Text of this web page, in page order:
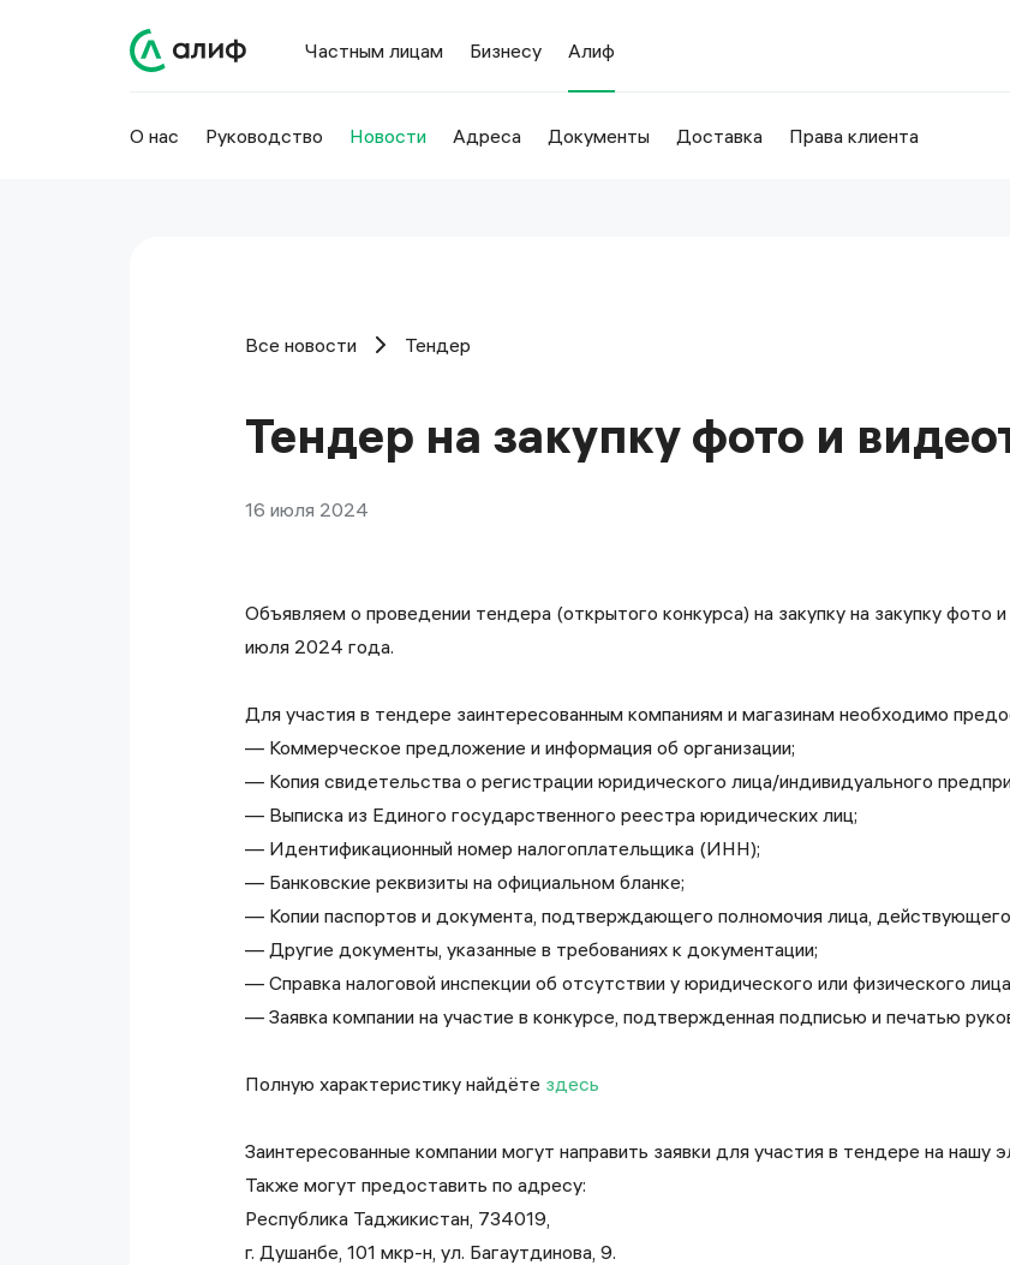
Частным лицам Бизнесу Алиф
О нас Руководство Новости Адреса Документы Доставка Права клиента
Все новости Тендер
Тендер на закупку фото и
16 июля 2024
Объявляем о проведении тендера (открытого конкурса) на закупку на закупку фото
июля 2024 года.
Для участия в тендере заинтересованным компаниям и магазинам необходимо
— Коммерческое предложение и информация об организации;
— Копия свидетельства о регистрации юридического лица/индивидуального
— Выписка из Единого государственного реестра юридических лиц;
— Идентификационный номер налогоплательщика (ИНН);
— Банковские реквизиты на официальном бланке;
— Копии паспортов и документа, подтверждающего полномочия лица, действующего
— Другие документы, указанные в требованиях к документации;
— Справка налоговой инспекции об отсутствии у юридического или физического
— Заявка компании на участие в конкурсе, подтвержденная подписью и печатью
Полную характеристику найдёте здесь
Заинтересованные компании могут направить заявки для участия в тендере на нашу
Также могут предоставить по адресу:
Республика Таджикистан, 734019,
г. Душанбе, 101 мкр-н, ул. Багаутдинова, 9.